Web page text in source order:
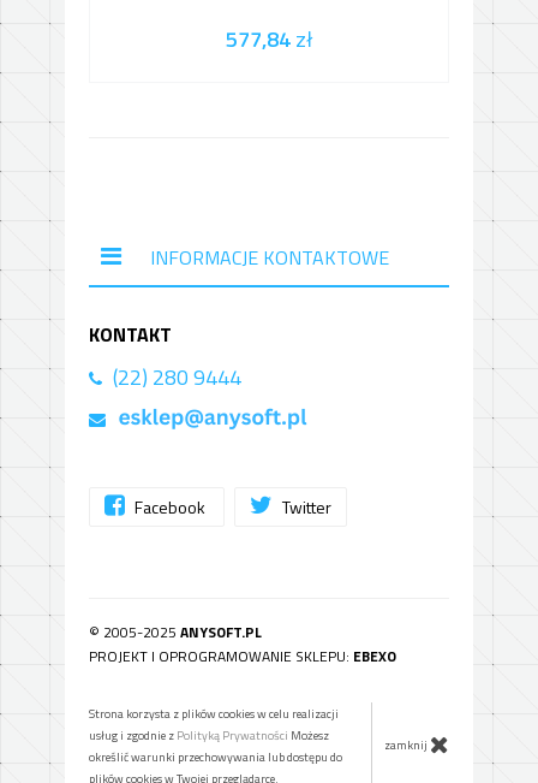
577,84zł
INFORMACJE KONTAKTOWE
KONTAKT
(22) 280 9444
Facebook Twitter
© 2005-2025 ANYSOFT.PL
PROJEKT I OPROGRAMOWANIE SKLEPU: EBEXO
Strona korzysta z plików cookies w celu realizacji
usług i zgodnie z Polityką Prywatności Możesz
określić warunki przechowywania lub dostępu do
plików cookies w Twojej przeglądarce.
zamknij